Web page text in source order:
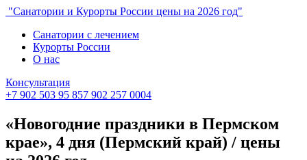
"Санатории и Курорты России цены на 2026 год"
Санатории с лечением
Курорты России
О нас
Консультация
+7 902 503 95 857 902 257 0004
«Новогодние праздники в Пермском
крае», 4 дня (Пермский край) / цены